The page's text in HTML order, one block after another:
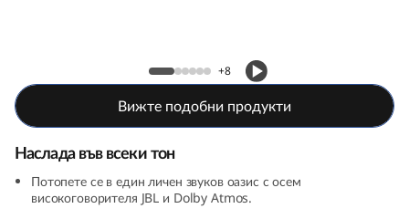
+8
Вижте подобни продукти
Наслада във всеки тон
Потопете се в един личен звуков оазис с осем
високоговорителя JBL и Dolby Atmos.